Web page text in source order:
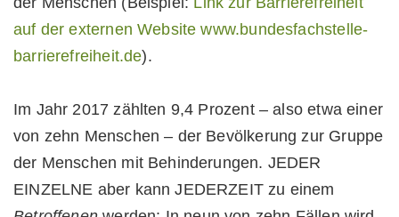
auf der externen Website www.bundesfachstelle-
barrierefreiheit.de).
Im Jahr 2017 zählten 9,4 Prozent – also etwa einer
von zehn Menschen – der Bevölkerung zur Gruppe
der Menschen mit Behinderungen. JEDER
EINZELNE aber kann JEDERZEIT zu einem